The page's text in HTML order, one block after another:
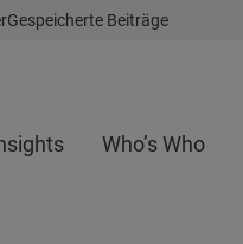
Gespeicherte Beiträge
Who’s Who